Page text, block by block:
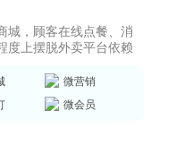
城，顾客在线点餐、消
度上摆脱外卖平台依赖
微营销
微会员